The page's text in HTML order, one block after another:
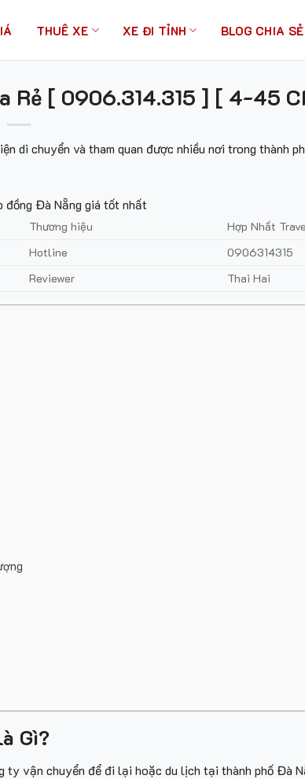
THUÊ XE XE ĐI TỈNH BLOG CHIA SẺ
Rẻ [ 0906.314.315 ] [ 4-45
di chuyển và tham quan được nhiều nơi trong thành
đồng Đà Nẵng giá tốt nhất
Thương hiệu
Hợp Nhất
Hotline
0906314315
Reviewer Thai Hai
Gì?
ty vận chuyển để đi lại hoặc du lịch tại thành phố Đà